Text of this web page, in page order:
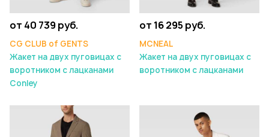
от 40 739 руб.
CG CLUB of GENTS
Жакет на двух пуговицах с
воротником с лацканами
Conley
от 16 295 руб.
MCNEAL
Жакет на двух пуговицах с
воротником с лацканами